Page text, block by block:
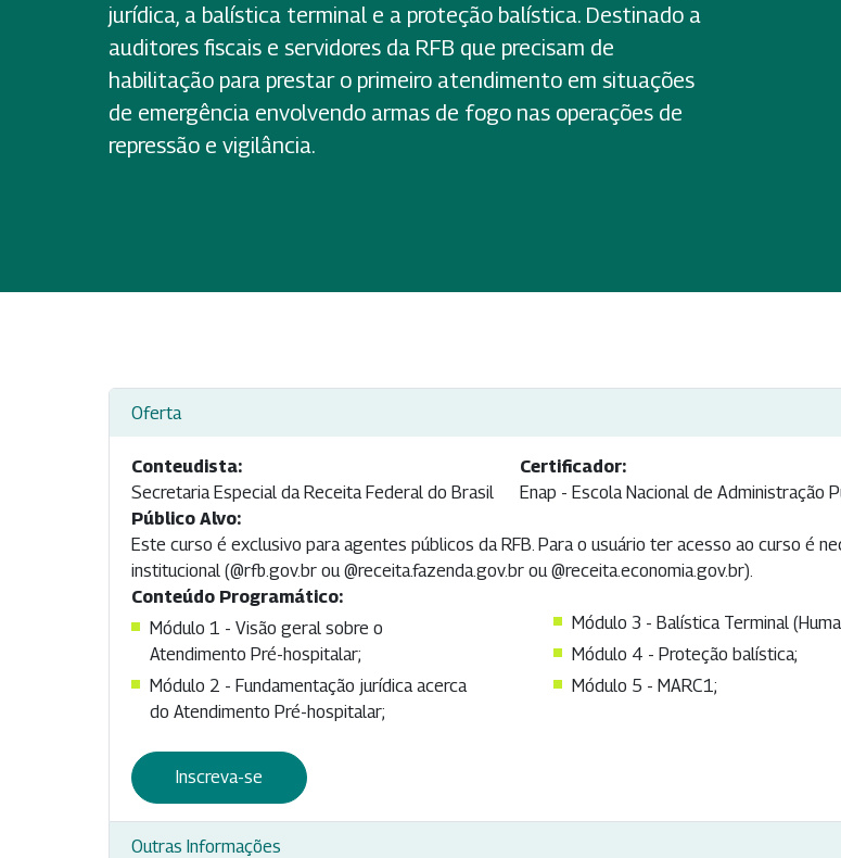
jurídica, a balística terminal e a proteção balística. Destinado a
auditores fiscais e servidores da RFB que precisam de
habilitação para prestar o primeiro atendimento em situações
de emergência envolvendo armas de fogo nas operações de
repressão e vigilância.
Oferta
Conteudista:
Secretaria Especial da Receita Federal do Brasil
Certificador:
Enap - Escola Nacional de Administração
Público Alvo:
Este curso é exclusivo para agentes públicos da RFB. Para o usuário ter acesso ao curso é
institucional (@rfb.gov.br ou @receita.fazenda.gov.br ou @receita.economia.gov.br).
Conteúdo Programático:
Módulo 1 - Visão geral sobre o
Atendimento Pré-hospitalar;
Módulo 2 - Fundamentação jurídica acerca
do Atendimento Pré-hospitalar;
Módulo 3 - Balística Terminal
Módulo 4 - Proteção balística;
Módulo 5 - MARC1;
Inscreva-se
Outras Informações